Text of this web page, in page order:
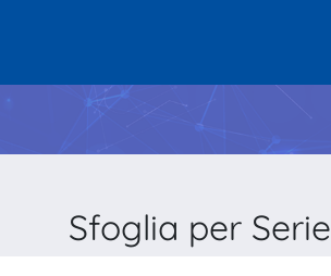
Sfoglia per Serie